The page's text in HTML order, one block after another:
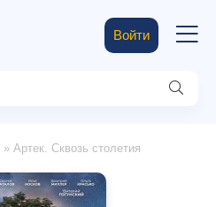
Войти
» Артек. Сквозь столетия